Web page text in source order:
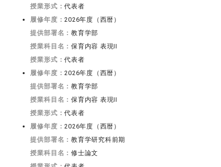
授業形式：代表者
履修年度： 2026年度（西暦）
提供部署名：教育学部
授業科目名：保育内容 表現II
授業形式：代表者
履修年度： 2026年度（西暦）
提供部署名：教育学部
授業科目名：保育内容 表現II
授業形式：代表者
履修年度： 2026年度（西暦）
提供部署名：教育学研究科前期
授業科目名：修士論文